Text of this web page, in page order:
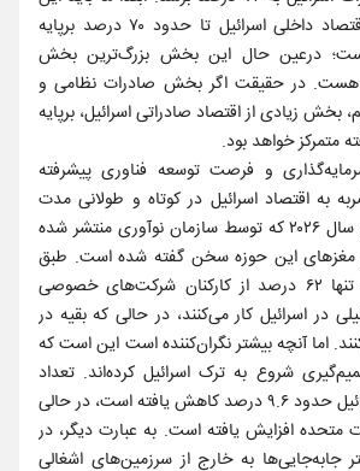
مسأله را بدانیم که اقتصاد داخلی اسرائیل تا حدود ۷۰ درصد برپایه
درعین حال این بخش بزرگ‌ترین بخش
هست. در حقیقت اگر بخش صادرات نظامی و
زیادی از اقتصاد صادراتی اسرائیل، برپایه
متمرکز خواهد بود.
و فرصت توسعه فناوری پیشرفته
به اقتصاد اسرائیل در کوتاه و طولانی مدت
باشد. براساس گزارش سال ۲۰۲۶ که توسط سازمان نوآوری منتشر شده
مغزهای این حوزه سخن گفته شده است. طبق
داده‌های ماه مارس، تنها ۶۲ درصد از کارکنان شرکت‌های خصوصی
در اسرائیل کار می‌کنند، در حالی که بقیه در
اما آنچه بیشتر نگران‌کننده است این است که
شروع به ترک اسرائیل کرده‌اند. تعداد
کارمندان ارشد در اسرائیل حدود ۹.۶ درصد کاهش یافته است، در حالی
متحده افزایش یافته است. به عبارت دیگر، در
جابه‌جایی‌ها به خارج از سرزمین‌های اشغالی